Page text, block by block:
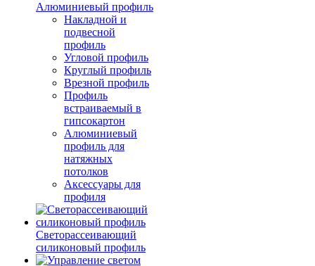
Алюминиевый профиль
Накладной и
подвесной
профиль
Угловой профиль
Круглый профиль
Врезной профиль
Профиль
встраиваемый в
гипсокартон
Алюминиевый
профиль для
натяжных
потолков
Аксессуары для
профиля
Светорассеивающий
силиконовый профиль